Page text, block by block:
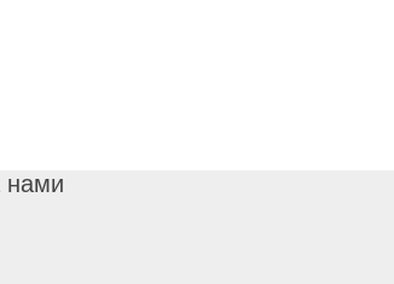
нами